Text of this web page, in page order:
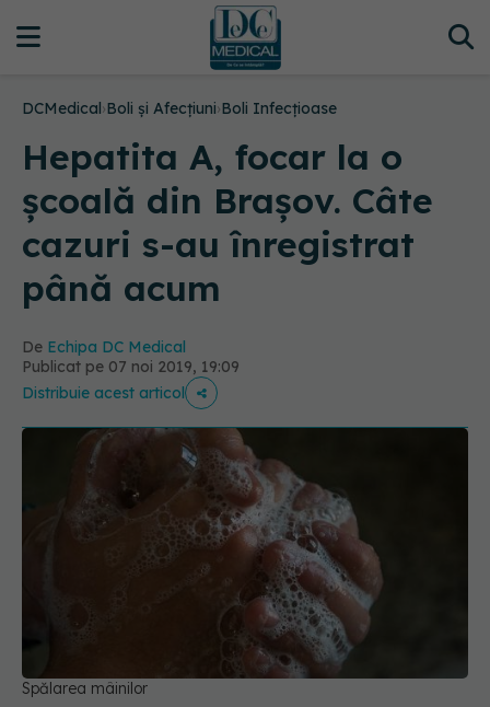
DCMedical›Boli și Afecțiuni›Boli Infecțioase
Hepatita A, focar la o
școală din Brașov. Câte
cazuri s-au înregistrat
până acum
De Echipa DC Medical
Publicat pe 07 noi 2019, 19:09
Distribuie acest articol
Spălarea mâinilor